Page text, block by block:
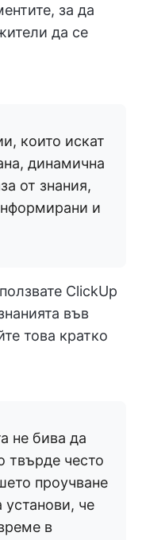
за да
да се
които искат
динамична
от знания,
и
ClickUp
във
това кратко
не бива да
твърде често
проучване
установи, че
в